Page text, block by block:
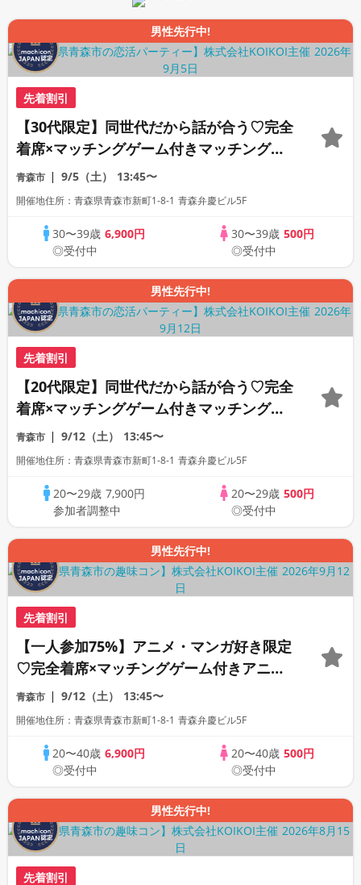
男性先行中!
先着割引
【30代限定】同世代だから話が合う♡完全
着席×マッチングゲーム付きマッチングコ
ン
青森市 9/5（土） 13:45〜
開催地住所：青森県青森市新町1-8-1 青森弁慶ビル5F
30〜39歳6,900円
◎受付中
30〜39歳 500円
◎受付中
男性先行中!
先着割引
【20代限定】同世代だから話が合う♡完全
着席×マッチングゲーム付きマッチングコ
ン
青森市 9/12（土） 13:45〜
開催地住所：青森県青森市新町1-8-1 青森弁慶ビル5F
20〜29歳 7,900円
参加者調整中
20〜29歳 500円
◎受付中
男性先行中!
先着割引
【一人参加75%】アニメ・マンガ好き限定
♡完全着席×マッチングゲーム付きアニメ
コン
青森市 9/12（土） 13:45〜
開催地住所：青森県青森市新町1-8-1 青森弁慶ビル5F
20〜40歳6,900円
◎受付中
20〜40歳 500円
◎受付中
男性先行中!
先着割引